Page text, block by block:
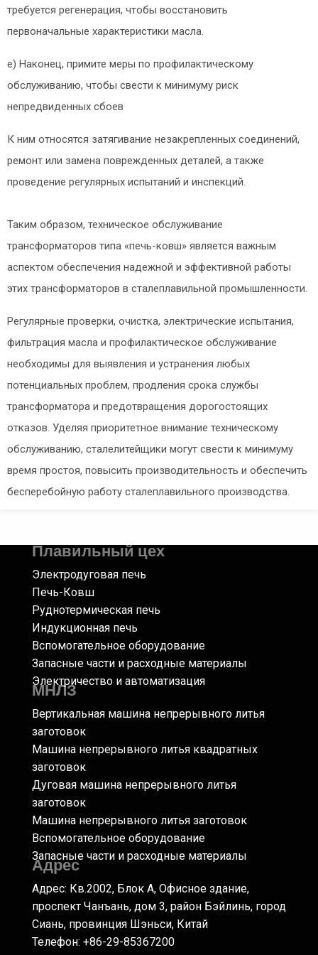
требуется регенерация, чтобы восстановить
первоначальные характеристики масла.
e) Наконец, примите меры по профилактическому
обслуживанию, чтобы свести к минимуму риск
непредвиденных сбоев
К ним относятся затягивание незакрепленных соединений,
ремонт или замена поврежденных деталей, а также
проведение регулярных испытаний и инспекций.
Таким образом, техническое обслуживание
трансформаторов типа «печь-ковш» является важным
аспектом обеспечения надежной и эффективной работы
этих трансформаторов в сталеплавильной промышленности.
Регулярные проверки, очистка, электрические испытания,
фильтрация масла и профилактическое обслуживание
необходимы для выявления и устранения любых
потенциальных проблем, продления срока службы
трансформатора и предотвращения дорогостоящих
отказов. Уделяя приоритетное внимание техническому
обслуживанию, сталелитейщики могут свести к минимуму
время простоя, повысить производительность и обеспечить
бесперебойную работу сталеплавильного производства.
Плавильный цех
Электродуговая печь
Печь-Ковш
Руднотермическая печь
Индукционная печь
Вспомогательное оборудование
Запасные части и расходные материалы
Электричество и автоматизация
МНЛЗ
Вертикальная машина непрерывного литья
заготовок
Машина непрерывного литья квадратных
заготовок
Дуговая машина непрерывного литья
заготовок
Машина непрерывного литья заготовок
Вспомогательное оборудование
Запасные части и расходные материалы
Адрес
Адрес: Кв.2002, Блок А, Офисное здание,
проспект Чанъань, дом 3, район Бэйлинь, город
Сиань, провинция Шэньси, Китай
Телефон: +86-29-85367200